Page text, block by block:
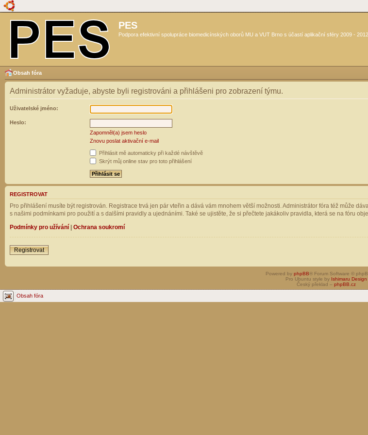
PES
Podpora efektivní spolupráce biomedicínských oborů MU a VUT Brno s účastí aplikační sféry 2009 - 2012
Obsah fóra
Administrátor vyžaduje, abyste byli registrováni a přihlášeni pro zobrazení týmu.
Uživatelské jméno:
Heslo:
Zapomněl(a) jsem heslo
Znovu poslat aktivační e-mail
Přihlásit mě automaticky při každé návštěvě
Skrýt můj online stav pro toto přihlášení
REGISTROVAT
Pro přihlášení musíte být registrován. Registrace trvá jen pár vteřin a dává vám mnohem větší možnosti. Administrátor fóra též může
s našimi podmínkami pro použití a s dalšími pravidly a ujednáními. Také se ujistěte, že si přečtete jakákoliv pravidla, která se na fóru
Podmínky pro užívání | Ochrana soukromí
Registrovat
Powered by phpBB® Forum Software ©
Pro Ubuntu style by Ishimaru Design
Český překlad – phpBB.cz
Obsah fóra